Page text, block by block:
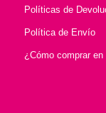
Políticas de
Política de Envío
¿Cómo comprar en